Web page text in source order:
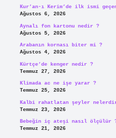
Kur’an-ı Kerim’de ilk ismi
Ağustos 6, 2026
Aynalı fon kartonu nedir ?
Ağustos 5, 2026
Arabanın kornası biter mi ?
Ağustos 4, 2026
Kürtçe’de kenger nedir ?
Temmuz 27, 2026
Klimada ac ne işe yarar ?
Temmuz 25, 2026
Kalbi rahatlatan şeyler
Temmuz 23, 2026
Bebeğin iç ateşi nasıl ölçülür
Temmuz 21, 2026